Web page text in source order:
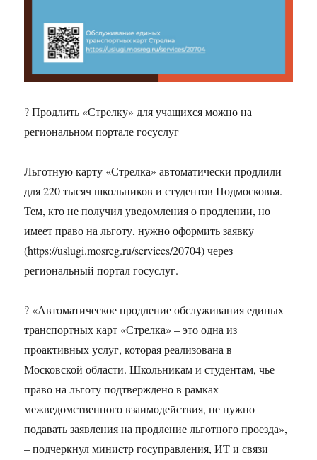
? Продлить «Стрелку» для учащихся можно на
региональном портале госуслуг
Льготную карту «Стрелка» автоматически продлили
для 220 тысяч школьников и студентов Подмосковья.
Тем, кто не получил уведомления о продлении, но
имеет право на льготу, нужно оформить заявку
(https://uslugi.mosreg.ru/services/20704) через
региональный портал госуслуг.
? «Автоматическое продление обслуживания единых
транспортных карт «Стрелка» – это одна из
проактивных услуг, которая реализована в
Московской области. Школьникам и студентам, чье
право на льготу подтверждено в рамках
межведомственного взаимодействия, не нужно
подавать заявления на продление льготного проезда»,
– подчеркнул министр госуправления, ИТ и связи